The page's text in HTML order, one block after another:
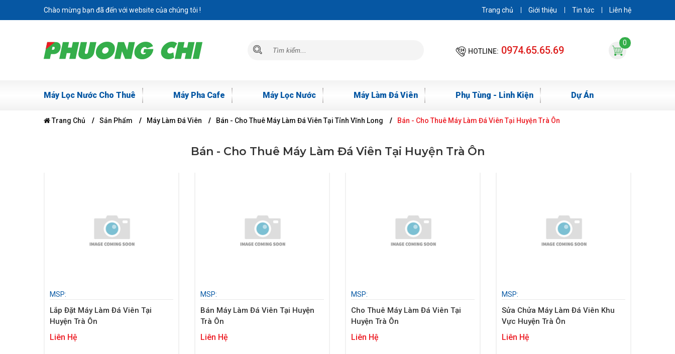
Chào mừng bạn đã đến với website của chúng tôi ! Trang chủ Giới thiệu Tin tức Liên hệ
HOTLINE: 0974.65.65.69
0
Máy Lọc Nước Cho Thuê Máy Pha Cafe Máy Lọc Nước Máy Làm Đá Viên Phụ Tùng - Linh Kiện Dự Án
Trang Chủ Sản Phẩm Máy Làm Đá Viên Bán - Cho Thuê Máy Làm Đá Viên Tại Tỉnh Vĩnh Long Bán - Cho Thuê Máy Làm Đá Viên Tại Huyện Trà Ôn
Bán - Cho Thuê Máy Làm Đá Viên Tại Huyện Trà Ôn
MSP:
Lắp Đặt Máy Làm Đá Viên Tại
Huyện Trà Ôn
Liên Hệ
MSP:
Bán Máy Làm Đá Viên Tại Huyện
Trà Ôn
Liên Hệ
MSP:
Cho Thuê Máy Làm Đá Viên Tại
Huyện Trà Ôn
Liên Hệ
MSP:
Sửa Chửa Máy Làm Đá Viên Khu
Vực Huyện Trà Ôn
Liên Hệ